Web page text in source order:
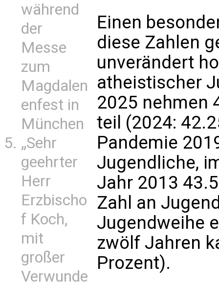
während
der
Messe
zum
Magdalen
enfest in
München
„Sehr
geehrter
Herr
Erzbischo
f Koch,
mit
großer
Verwunde
Einen
diese Zahlen
unverändert
atheistischer
2025 nehmen
teil (2024:
Pandemie
Jugendliche,
Jahr 2013
Zahl an
Jugendweihe
zwölf Jahren
Prozent).